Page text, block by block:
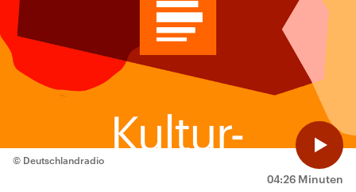
04:26 Minuten
© Deutschlandradio